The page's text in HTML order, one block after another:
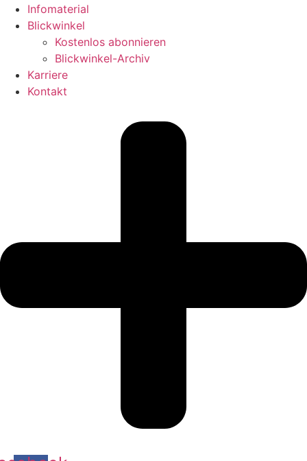
Infomaterial
Blickwinkel
Kostenlos abonnieren
Blickwinkel-Archiv
Karriere
Kontakt